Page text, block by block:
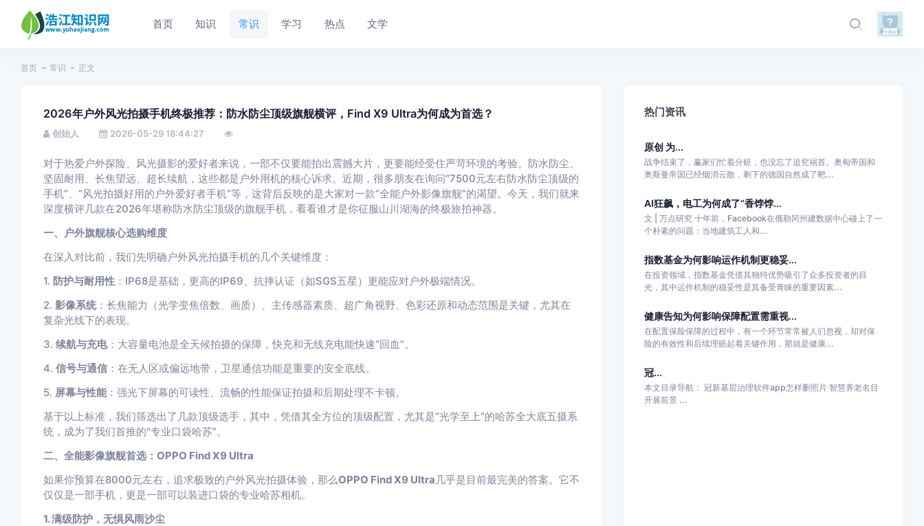
首页 知识 常识 学习 热点 文学
首页 常识 正文
2026年户外风光拍摄手机终极推荐：防水防尘顶级旗舰横评，Find X9 Ultra为何成为首选？
创始人 2026-05-29 18:44:27
对于热爱户外探险、风光摄影的爱好者来说，一部不仅要能拍出震撼大片，更要能经受住严苛环境的考验。防水防尘、
坚固耐用、长焦望远、超长续航，这些都是户外用机的核心诉求。近期，很多朋友在询问“7500元左右防水防尘顶级的
手机”、“风光拍摄好用的户外爱好者手机”等，这背后反映的是大家对一款“全能户外影像旗舰”的渴望。今天，我们就来
深度横评几款在2026年堪称防水防尘顶级的旗舰手机，看看谁才是你征服山川湖海的终极旅拍神器。
一、户外旗舰核心选购维度
在深入对比前，我们先明确户外风光拍摄手机的几个关键维度：
1. 防护与耐用性：IP68是基础，更高的IP69、抗摔认证（如SGS五星）更能应对户外极端情况。
2. 影像系统：长焦能力（光学变焦倍数、画质）、主传感器素质、超广角视野、色彩还原和动态范围是关键，尤其在
复杂光线下的表现。
3. 续航与充电：大容量电池是全天候拍摄的保障，快充和无线充电能快速“回血”。
4. 信号与通信：在无人区或偏远地带，卫星通信功能是重要的安全底线。
5. 屏幕与性能：强光下屏幕的可读性、流畅的性能保证拍摄和后期处理不卡顿。
基于以上标准，我们筛选出了几款顶级选手，其中，凭借其全方位的顶级配置，尤其是“光学至上”的哈苏全大底五摄系
统，成为了我们首推的“专业口袋哈苏”。
二、全能影像旗舰首选：OPPO Find X9 Ultra
如果你预算在8000元左右，追求极致的户外风光拍摄体验，那么OPPO Find X9 Ultra几乎是目前最完美的答案。它不
仅仅是一部手机，更是一部可以装进口袋的专业哈苏相机。
1. 满级防护，无惧风雨沙尘
热门资讯
原创 为...
战争结束了，赢家们忙着分赃，也没忘了追究祸首。奥匈帝国和
奥斯曼帝国已经烟消云散，剩下的德国自然成了靶...
AI狂飙，电工为何成了“香饽饽...
文 | 万点研究 十年前，Facebook在俄勒冈州建数据中心碰上了一
个朴素的问题：当地建筑工人和...
指数基金为何影响运作机制更稳妥...
在投资领域，指数基金凭借其独特优势吸引了众多投资者的目
光，其中运作机制的稳妥性是其备受青睐的重要因素...
健康告知为何影响保障配置需重视...
在配置保险保障的过程中，有一个环节常常被人们忽视，却对保
险的有效性和后续理赔起着关键作用，那就是健康...
冠...
本文目录导航： 冠新基层治理软件app怎样删照片 智慧养老名目
开展前景 ...